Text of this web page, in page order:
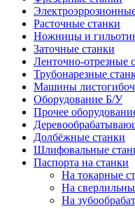
Расточные станки
Ножницы и
Заточные станки
Ленточно-отрезные
Трубонарезные
Машины
Оборудование Б/У
Прочее
Долбёжные станки
Шлифовальные
Паспорта на станки
На токарные
На
На